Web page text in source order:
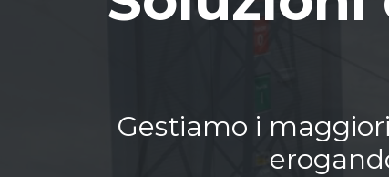
Gestiamo i